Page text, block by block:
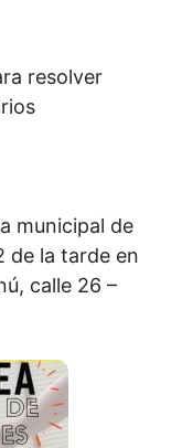
resolver
municipal de
de la tarde en
calle 26 –